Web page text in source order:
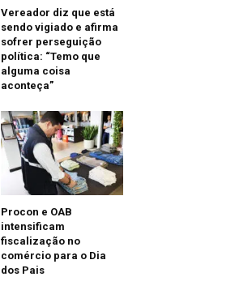
Vereador diz que está
sendo vigiado e afirma
sofrer perseguição
política: “Temo que
alguma coisa
aconteça”
Procon e OAB
intensificam
fiscalização no
comércio para o Dia
dos Pais